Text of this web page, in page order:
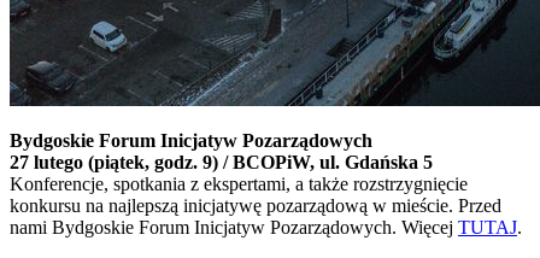
Bydgoskie Forum Inicjatyw Pozarządowych
27 lutego (piątek, godz. 9) / BCOPiW, ul. Gdańska 5
Konferencje, spotkania z ekspertami, a także rozstrzygnięcie
konkursu na najlepszą inicjatywę pozarządową w mieście. Przed
nami Bydgoskie Forum Inicjatyw Pozarządowych. Więcej TUTAJ.